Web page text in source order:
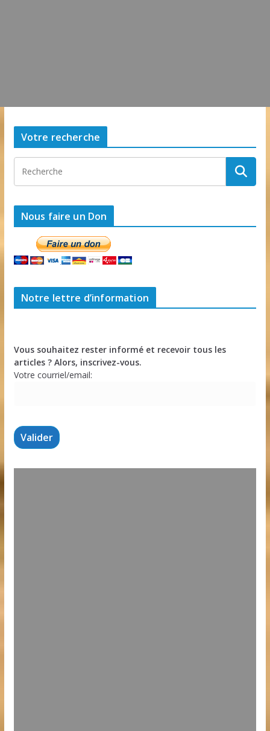
Votre recherche
Nous faire un Don
Notre lettre d’information
Vous souhaitez rester informé et recevoir tous les
articles ? Alors, inscrivez-vous.
Votre courriel/email: